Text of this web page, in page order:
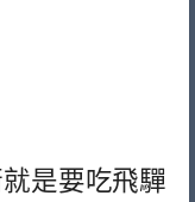
是要吃飛驒